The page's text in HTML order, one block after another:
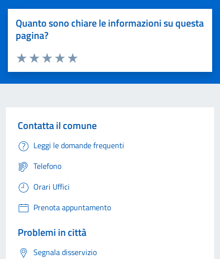
Quanto sono chiare le informazioni su questa
pagina?
Valuta 5 stelle su 5
Valuta 4 stelle su 5
Valuta 3 stelle su 5
Valuta 2 stelle su 5
Valuta 1 stelle su 5
Contatta il comune
Leggi le domande frequenti
Telefono
Orari Uffici
Prenota appuntamento
Problemi in città
Segnala disservizio